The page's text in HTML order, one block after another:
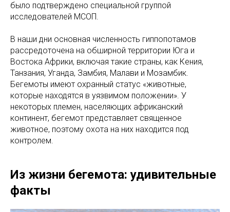
было подтверждено специальной группой
исследователей МСОП.
В наши дни основная численность гиппопотамов
рассредоточена на обширной территории Юга и
Востока Африки, включая такие страны, как Кения,
Танзания, Уганда, Замбия, Малави и Мозамбик.
Бегемоты имеют охранный статус «животные,
которые находятся в уязвимом положении». У
некоторых племен, населяющих африканский
континент, бегемот представляет священное
животное, поэтому охота на них находится под
контролем.
Из жизни бегемота: удивительные
факты